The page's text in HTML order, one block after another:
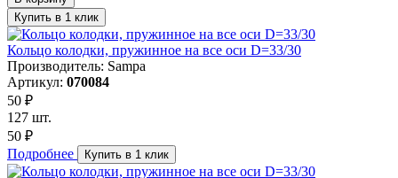
Купить в 1 клик
Кольцо колодки, пружинное на все оси D=33/30
Производитель: Sampa
Артикул: 070084
50 ₽
127 шт.
50 ₽
Подробнее
Купить в 1 клик